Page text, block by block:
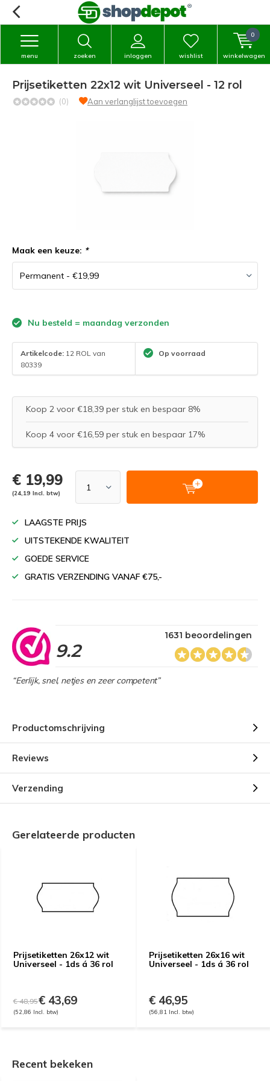
zoeken inloggen
menu wishlist winkelwagen
0
Prijsetiketten 22x12 wit Universeel - 12 rol
(0) Aan verlanglijst toevoegen
Maak een keuze: *
Nu besteld = maandag verzonden
Artikelcode: 12 ROL van
80339
Op voorraad
Koop 2 voor €18,39 per stuk en bespaar 8%
Koop 4 voor €16,59 per stuk en bespaar 17%
€ 19,99
(24,19 Incl. btw)
LAAGSTE PRIJS
UITSTEKENDE KWALITEIT
GOEDE SERVICE
GRATIS VERZENDING VANAF €75,-
9.2
1631 beoordelingen
“Eerlijk, snel, netjes en zeer competent”
Productomschrijving
Reviews
Verzending
Gerelateerde producten
Prijsetiketten 26x12 wit
Universeel - 1ds á 36 rol
€ 48,95€ 43,69
(52,86 Incl. btw)
Prijsetiketten 26x16 wit
Universeel - 1ds á 36 rol
€ 46,95
(56,81 Incl. btw)
Recent bekeken